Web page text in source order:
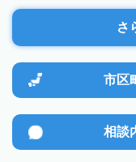
さ
市区
相談